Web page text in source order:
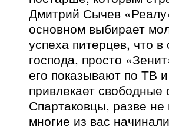
Дмитрий Сычев
основном выбирает
успеха питерцев, что
господа, просто
его показывают по ТВ
привлекает
Спартаковцы, разве
многие из вас